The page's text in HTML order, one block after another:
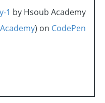
1 by Hsoub Academy
) on CodePen